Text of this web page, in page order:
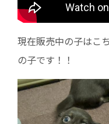
現在販売中の子はこ
の子です！！